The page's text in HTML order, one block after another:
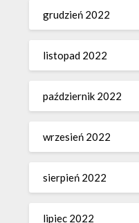
grudzień 2022
listopad 2022
październik 2022
wrzesień 2022
sierpień 2022
lipiec 2022